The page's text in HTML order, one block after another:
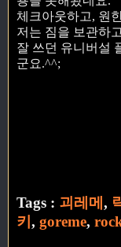
체크아웃하고, 원
저는 짐을 보관하
잘 쓰던 유니버설
군요.^^;
Tags : 괴레메 ,
키 , goreme,